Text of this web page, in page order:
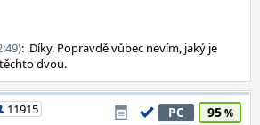
: Díky. Popravdě vůbec nevím, jaký je
dvou.
11915
PC 95